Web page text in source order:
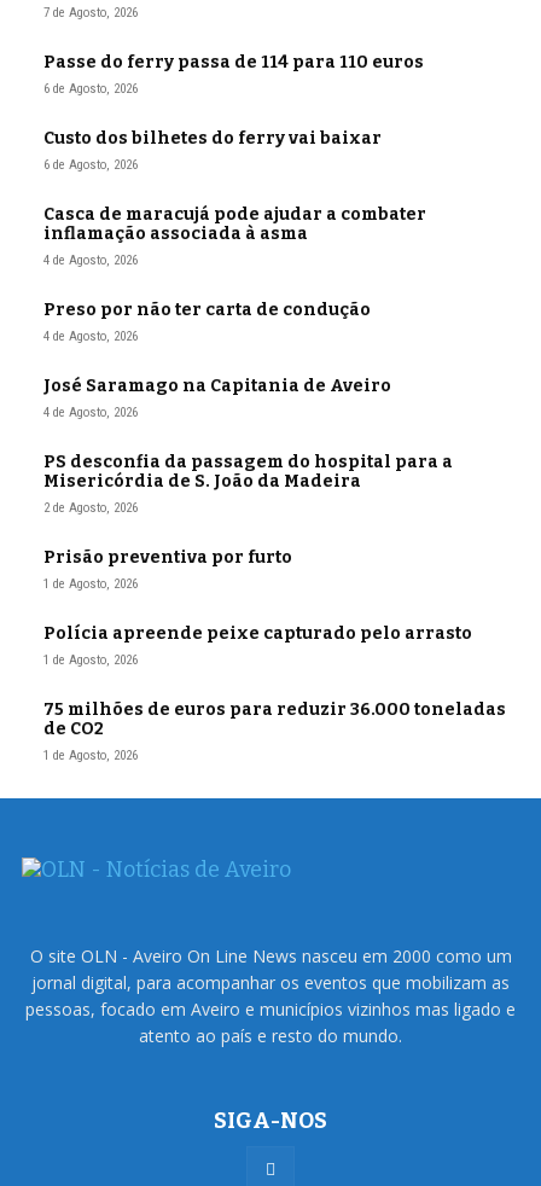
7 de Agosto, 2026
Passe do ferry passa de 114 para 110 euros
6 de Agosto, 2026
Custo dos bilhetes do ferry vai baixar
6 de Agosto, 2026
Casca de maracujá pode ajudar a combater
inflamação associada à asma
4 de Agosto, 2026
Preso por não ter carta de condução
4 de Agosto, 2026
José Saramago na Capitania de Aveiro
4 de Agosto, 2026
PS desconfia da passagem do hospital para a
Misericórdia de S. João da Madeira
2 de Agosto, 2026
Prisão preventiva por furto
1 de Agosto, 2026
Polícia apreende peixe capturado pelo arrasto
1 de Agosto, 2026
75 milhões de euros para reduzir 36.000 toneladas
de CO2
1 de Agosto, 2026
O site OLN - Aveiro On Line News nasceu em 2000 como um
jornal digital, para acompanhar os eventos que mobilizam as
pessoas, focado em Aveiro e municípios vizinhos mas ligado e
atento ao país e resto do mundo.
SIGA-NOS